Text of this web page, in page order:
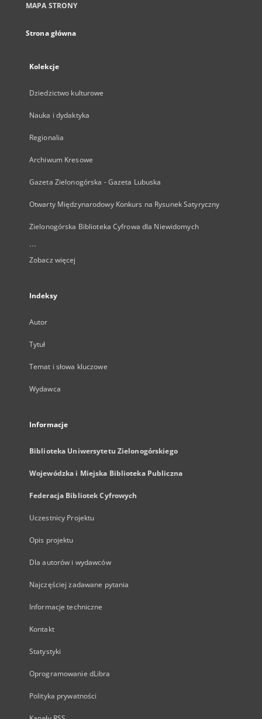
MAPA STRONY
Strona główna
Kolekcje
Dziedzictwo kulturowe
Nauka i dydaktyka
Regionalia
Archiwum Kresowe
Gazeta Zielonogórska - Gazeta Lubuska
Otwarty Międzynarodowy Konkurs na Rysunek Satyryczny
Zielonogórska Biblioteka Cyfrowa dla Niewidomych
...
Zobacz więcej
Indeksy
Autor
Tytuł
Temat i słowa kluczowe
Wydawca
Informacje
Biblioteka Uniwersytetu Zielonogórskiego
Wojewódzka i Miejska Biblioteka Publiczna
Federacja Bibliotek Cyfrowych
Uczestnicy Projektu
Opis projektu
Dla autorów i wydawców
Najczęściej zadawane pytania
Informacje techniczne
Kontakt
Statystyki
Oprogramowanie dLibra
Polityka prywatności